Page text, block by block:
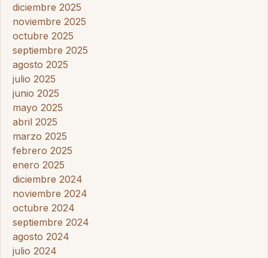
diciembre 2025
noviembre 2025
octubre 2025
septiembre 2025
agosto 2025
julio 2025
junio 2025
mayo 2025
abril 2025
marzo 2025
febrero 2025
enero 2025
diciembre 2024
noviembre 2024
octubre 2024
septiembre 2024
agosto 2024
julio 2024